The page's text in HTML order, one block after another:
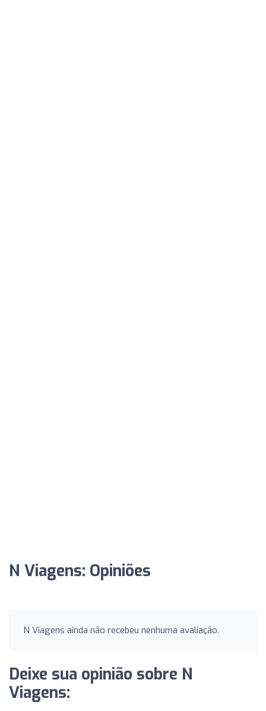
N Viagens: Opiniões
N Viagens ainda não recebeu nenhuma avaliação.
Deixe sua opinião sobre N
Viagens: